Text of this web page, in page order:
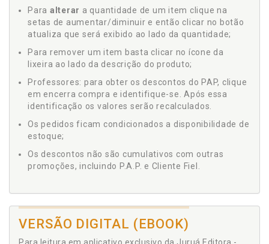
Para alterar a quantidade de um item clique na
setas de aumentar/diminuir e então clicar no botão
atualiza que será exibido ao lado da quantidade;
Para remover um item basta clicar no ícone da
lixeira ao lado da descrição do produto;
Professores: para obter os descontos do PAP, clique
em encerra compra e identifique-se. Após essa
identificação os valores serão recalculados.
Os pedidos ficam condicionados a disponibilidade de
estoque;
Os descontos não são cumulativos com outras
promoções, incluindo P.A.P. e Cliente Fiel.
VERSÃO DIGITAL (EBOOK)